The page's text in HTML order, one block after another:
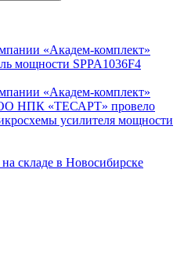
«Академ-комплект»
мощности SPPA1036F4
«Академ-комплект»
НПК «ТЕСАРТ» провело
усилителя мощности
складе в Новосибирске